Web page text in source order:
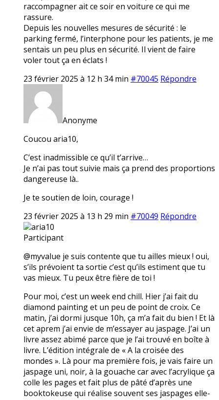
raccompagner ait ce soir en voiture ce qui me
rassure.
Depuis les nouvelles mesures de sécurité : le
parking fermé, l’interphone pour les patients, je me
sentais un peu plus en sécurité. Il vient de faire
voler tout ça en éclats !
23 février 2025 à 12 h 34 min #70045 Répondre
Anonyme
Coucou aria10,
C’est inadmissible ce qu’il t’arrive…
Je n’ai pas tout suivie mais ça prend des proportions
dangereuse là..
Je te soutien de loin, courage !
23 février 2025 à 13 h 29 min #70049 Répondre
aria10
Participant
@myvalue je suis contente que tu ailles mieux ! oui,
s’ils prévoient ta sortie c’est qu’ils estiment que tu
vas mieux. Tu peux être fière de toi !
Pour moi, c’est un week end chill. Hier j’ai fait du
diamond painting et un peu de point de croix. Ce
matin, j’ai dormi jusque 10h, ça m’a fait du bien ! Et là
cet aprem j’ai envie de m’essayer au jaspage. J’ai un
livre assez abimé parce que je l’ai trouvé en boîte à
livre. L’édition intégrale de « A la croisée des
mondes ». Là pour ma première fois, je vais faire un
jaspage uni, noir, à la gouache car avec l’acrylique ça
colle les pages et fait plus de pâté d’après une
booktokeuse qui réalise souvent ses jaspages elle-